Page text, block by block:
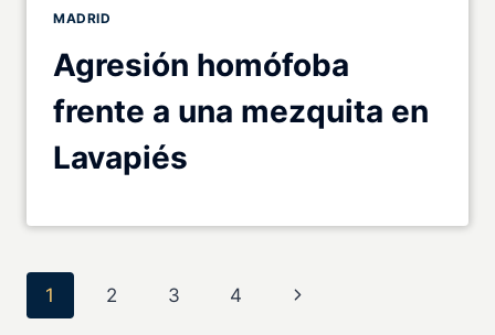
MADRID
Agresión homófoba
frente a una mezquita en
Lavapiés
Navegación
1 2 3 4
Siguiente